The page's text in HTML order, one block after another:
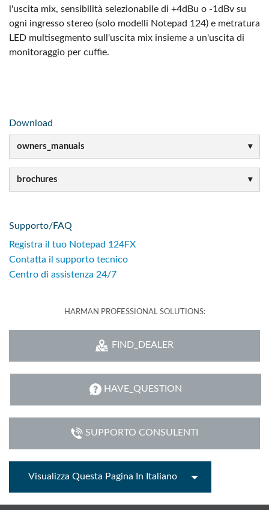
l'uscita mix, sensibilità selezionabile di +4dBu o -1dBv su
ogni ingresso stereo (solo modelli Notepad 124) e metratura
LED multisegmento sull'uscita mix insieme a un'uscita di
monitoraggio per cuffie.
Download
owners_manuals
brochures
Supporto/FAQ
Registra il tuo Notepad 124FX
Contatta il supporto tecnico
Centro di assistenza 24/7
HARMAN PROFESSIONAL SOLUTIONS:
FIND_DEALER
HAVE_QUESTION
SUPPORTO CONSULENTI
Visualizza Questa Pagina In Italiano